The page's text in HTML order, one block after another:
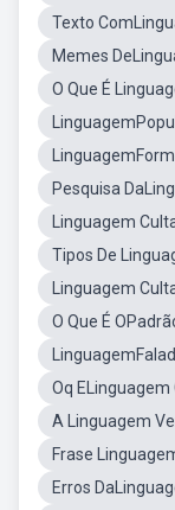
Texto
Memes
O Que É
Pesquisa
Linguagem
Tipos De
Linguagem
O Que É
Oq ELinguagem
A Linguagem
Frase
Erros